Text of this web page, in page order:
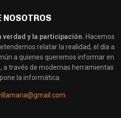
NOSOTROS
y la participación. Hacemos
relatar la realidad, el día a
a quienes queremos informar en
a través de modernas herramientas
la informática.